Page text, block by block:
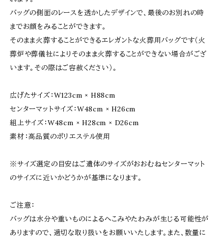
バッグの側面のレースを透かしたデザインで、最後のお別れの時
までお顔をみることができます。
そのまま火葬することができるエレガントな火葬用バッグです（火
葬炉や葬儀社によりそのまま火葬することができない場合がござ
います。その際はご容赦ください）。
広げたサイズ：W123cm × H88cm
センターマットサイズ：W48cm × H26cm
組上サイズ：W48cm × H28cm × D26cm
素材：高品質のポリエステル使用
※サイズ選定の目安はご遺体のサイズがおおむねセンターマット
のサイズに近いかどうかが基準になります。
ご注意：
バッグは水分や重いものによるへこみやたわみが生じる可能性が
ありますので、適切な取り扱いをお願いいたします。また、数量に